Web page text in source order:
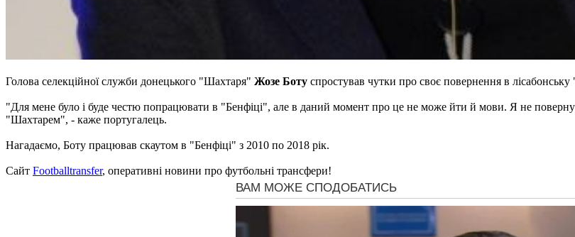
Голова селекційної служби донецького "Шахтаря" Жозе Боту спростував чутки про своє повернення в
"Для мене було і буде честю попрацювати в "Бенфіці", але в даний момент про це не може йти й мови. Я не
"Шахтарем", - каже португалець.
Нагадаємо, Боту працював скаутом в "Бенфіці" з 2010 по 2018 рік.
Сайт Footballtransfer, оперативні новини про футбольні трансфери!